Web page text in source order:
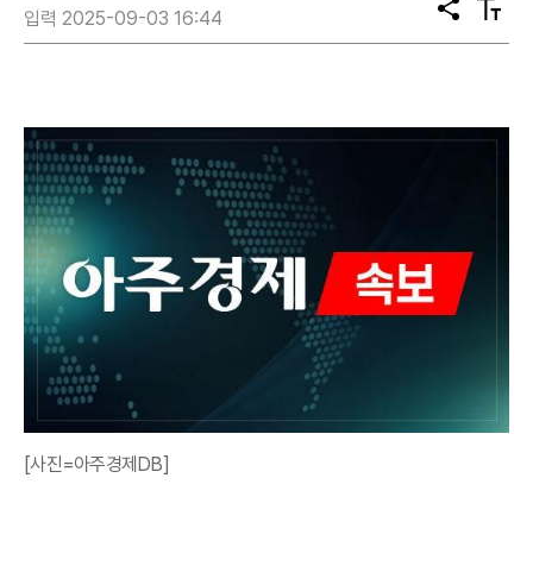
입력 2025-09-03 16:44
공
유
텍
스
[사진=아주경제DB]